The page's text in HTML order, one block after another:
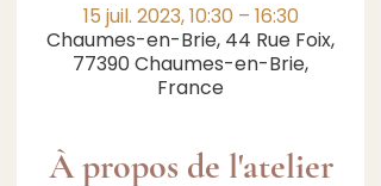
15 juil. 2023, 10:30 – 16:30
Chaumes-en-Brie, 44 Rue Foix,
77390 Chaumes-en-Brie,
France
À propos de l'atelier